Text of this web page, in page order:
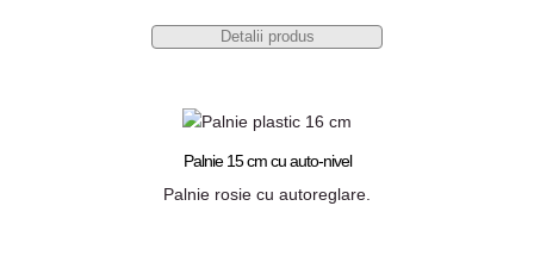
Detalii produs
Palnie 15 cm cu auto-nivel
Palnie rosie cu autoreglare.